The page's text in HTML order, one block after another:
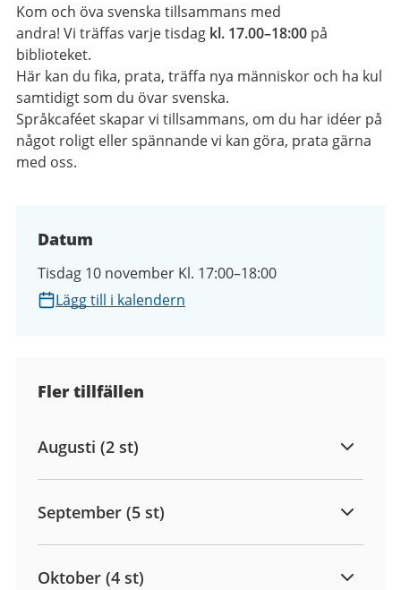
Kom och öva svenska tillsammans med
andra! Vi träffas varje tisdag kl. 17.00–18:00 på
biblioteket.
Här kan du fika, prata, träffa nya människor och ha kul
samtidigt som du övar svenska.
Språkcaféet skaparvi tillsammans, om du har idéer på
något roligt eller spännandevi kan göra, prata gärna
med oss.
Datum
Tisdag 10 november Kl. 17:00–18:00
Lägg till i kalendern
Fler tillfällen
Augusti (2 st)
September (5 st)
Oktober (4 st)